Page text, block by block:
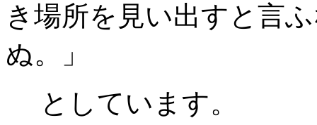
き場所を見い出すと言
ぬ。」
としています。